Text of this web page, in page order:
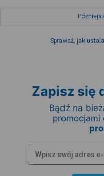
Sprawdź, jak
Zapisz się
Bądź na
promocjami